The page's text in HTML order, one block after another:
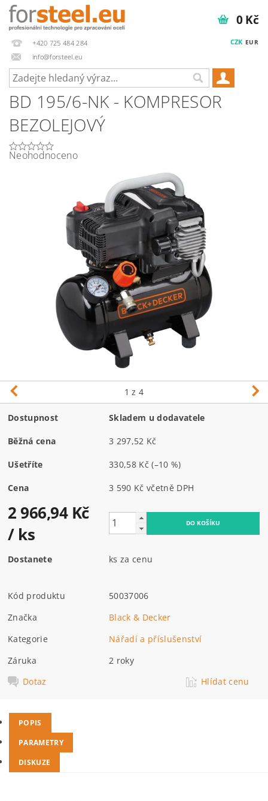
+420 725 484 284
info@forsteel.eu
CZK EUR
0 Kč
BD 195/6-NK - KOMPRESOR
BEZOLEJOVÝ
Neohodnoceno
1 z 4
Dostupnost Skladem u dodavatele
Běžná cena 3 297,52 Kč
Ušetříte 330,58 Kč(–10 %)
Cena 3 590 Kč včetně DPH
2 966,94 Kč
/ ks
Dostanete ks za cenu
Kód produktu
50037006
Značka
Black & Decker
Kategorie
Nářadí a příslušenství
Záruka
2 roky
Dotaz
Hlídat cenu
POPIS
PARAMETRY
DISKUZE